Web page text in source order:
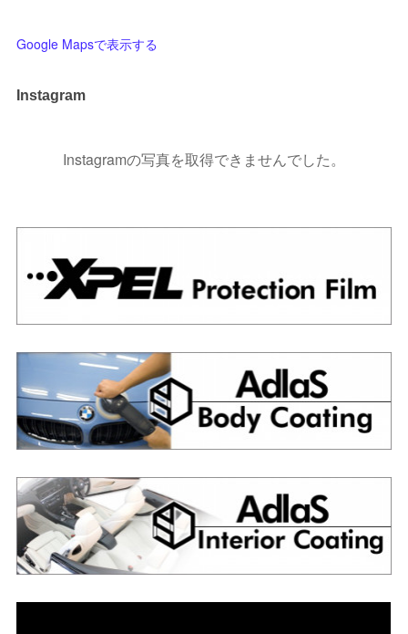
Google Mapsで表示する
Instagram
Instagramの写真を取得できませんでした。